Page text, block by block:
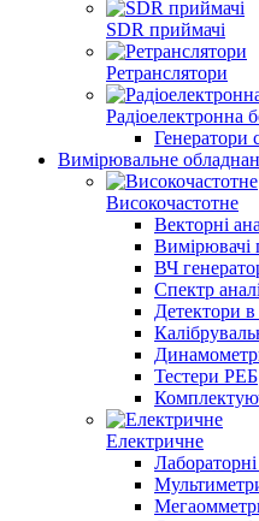
SDR приймачі
Ретранслятори
Радіоелектронна
Генератори
Вимірювальне
Високочастотне
Векторні
ВЧ
Спектр
Детектори в
Тестери РЕБ
Електричне